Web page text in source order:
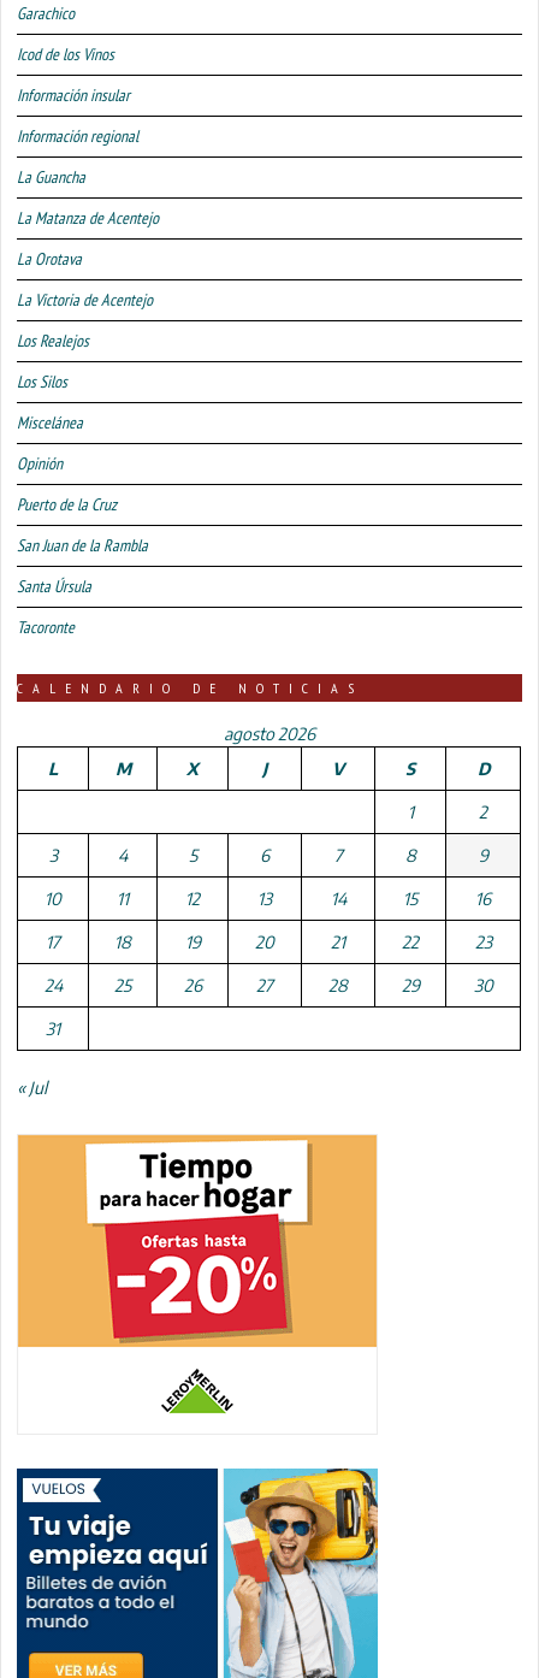
Garachico
Icod de los Vinos
Información insular
Información regional
La Guancha
La Matanza de Acentejo
La Orotava
La Victoria de Acentejo
Los Realejos
Los Silos
Miscelánea
Opinión
Puerto de la Cruz
San Juan de la Rambla
Santa Úrsula
Tacoronte
CALENDARIO DE NOTICIAS
agosto 2026
L
M X J V S D
1 2
3 4 5 6 7 8 9
10 11 12 13 14 15 16
17 18 19 20 21 22 23
24 25 26 27 28 29 30
31
« Jul